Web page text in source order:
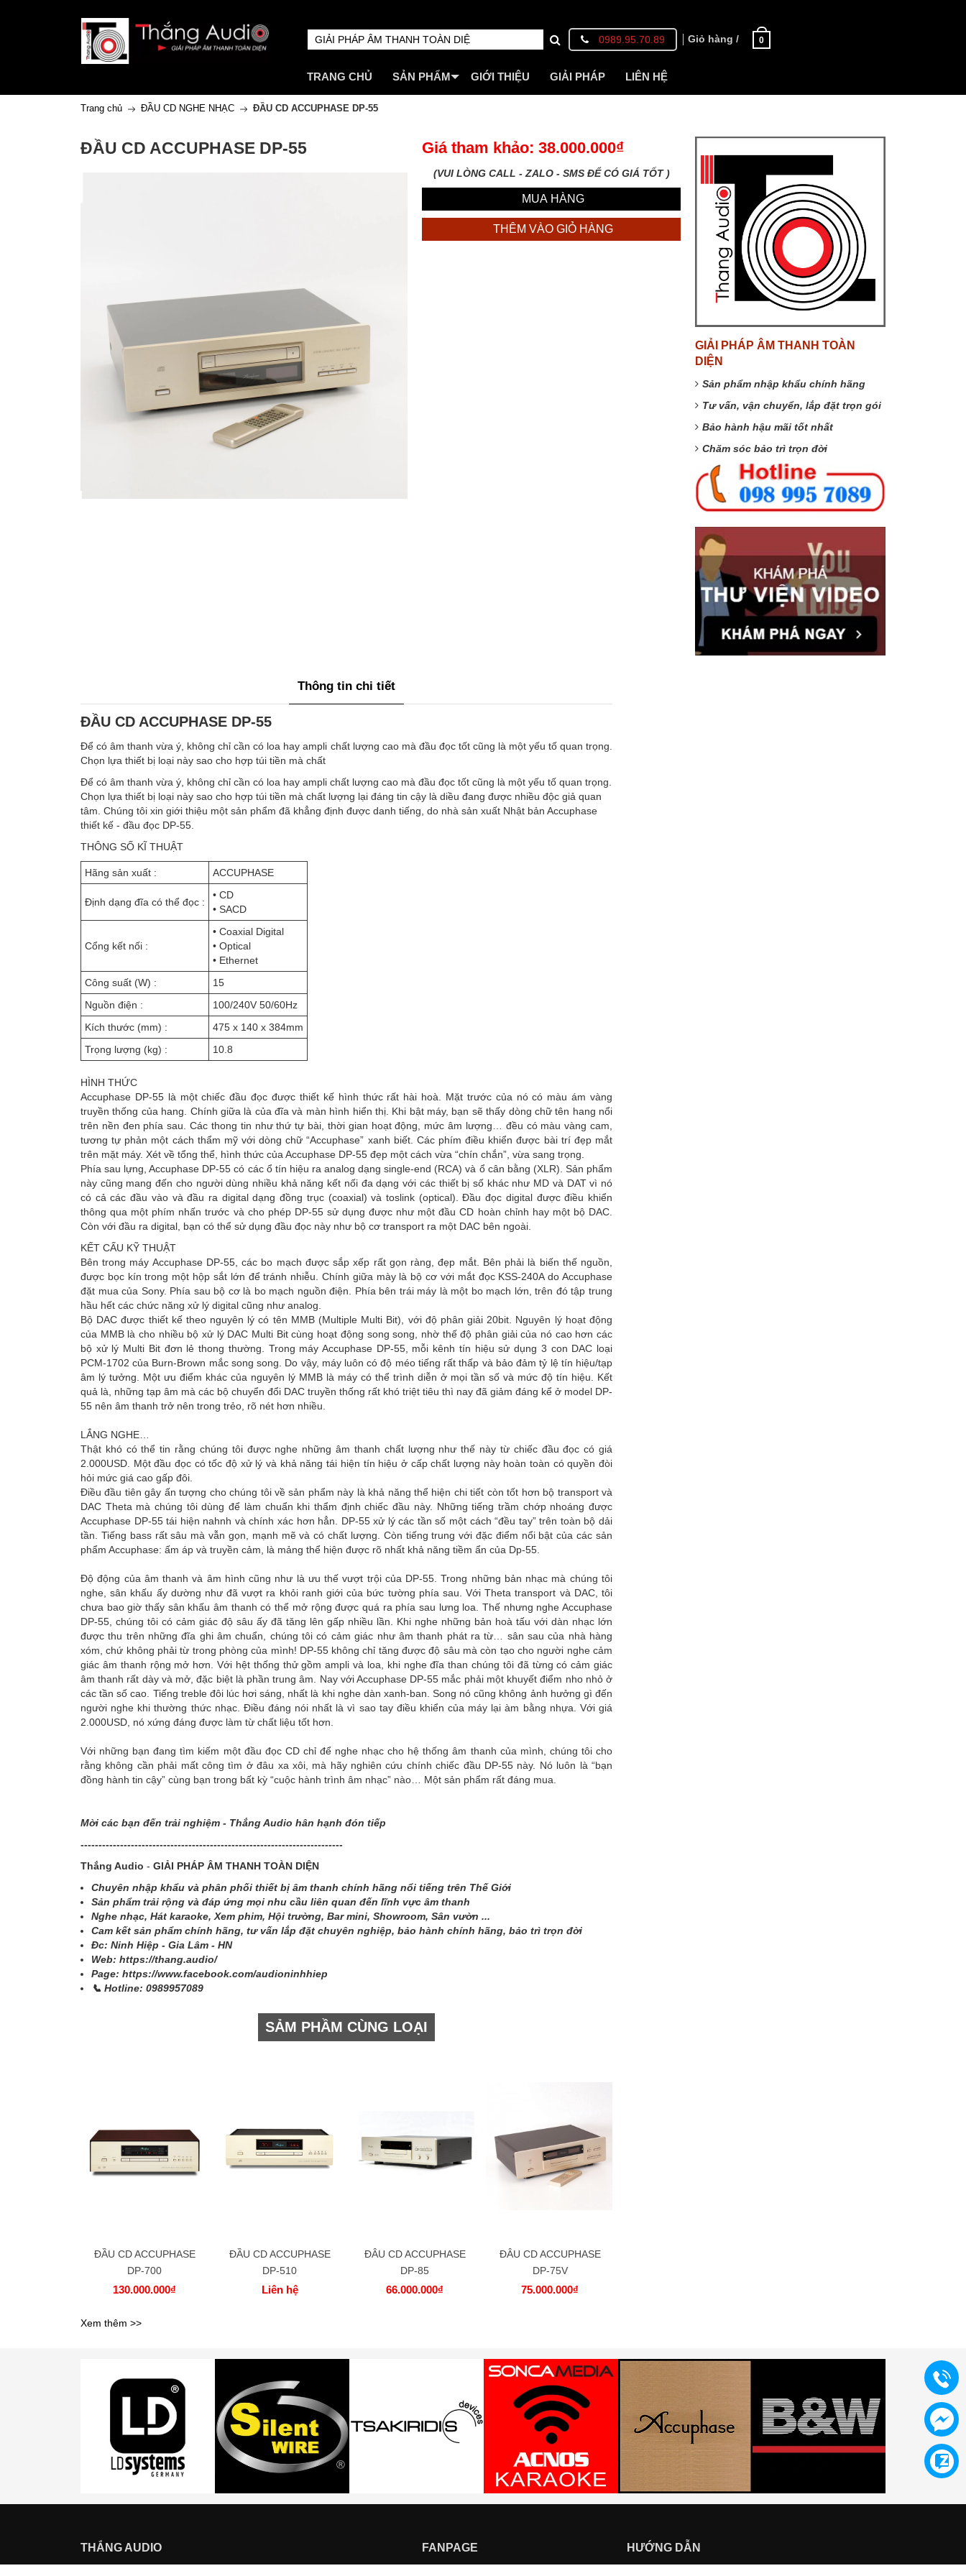
0989.95.70.89 Giỏ hàng / 0
TRANG CHỦ SẢN PHẨM GIỚI THIỆU GIẢI PHÁP LIÊN HỆ
Trang chủ ĐẦU CD NGHE NHẠC ĐẦU CD ACCUPHASE DP-55
ĐẦU CD ACCUPHASE DP-55 Giá tham khảo: 38.000.000₫
(VUI LÒNG CALL - ZALO - SMS ĐỂ CÓ GIÁ TỐT )
MUA HÀNG
THÊM VÀO GIỎ HÀNG
GIẢI PHÁP ÂM THANH TOÀN
DIỆN
Sản phẩm nhập khẩu chính hãng
Tư vấn, vận chuyển, lắp đặt trọn gói
Bảo hành hậu mãi tốt nhất
Chăm sóc bảo trì trọn đời
Thông tin chi tiết
ĐẦU CD ACCUPHASE DP-55
Để có âm thanh vừa ý, không chỉ cần có loa hay ampli chất lượng cao mà đầu đọc tốt cũng là một yếu tố quan trọng.
Chọn lựa thiết bị loại này sao cho hợp túi tiền mà chất
Để có âm thanh vừa ý, không chỉ cần có loa hay ampli chất lượng cao mà đầu đọc tốt cũng là một yếu tố quan trọng.
Chọn lựa thiết bị loại này sao cho hợp túi tiền mà chất lượng lại đáng tin cậy là diều đang được nhiều độc giả quan
tâm. Chúng tôi xin giới thiệu một sản phẩm đã khẳng định được danh tiếng, do nhà sản xuất Nhật bản Accuphase
thiết kế - đầu đọc DP-55.
THÔNG SỐ KĨ THUẬT
Hãng sản xuất : ACCUPHASE
Định dạng đĩa có thể đọc :
• CD
• SACD
Cổng kết nối :
• Coaxial Digital
• Optical
• Ethernet
Công suất (W) :
15
Nguồn điện :
100/240V 50/60Hz
Kích thước (mm) :
475 x 140 x 384mm
Trọng lượng (kg) :
10.8
HÌNH THỨC
Accuphase DP-55 là một chiếc đầu đọc được thiết kế hình thức rất hài hoà. Mặt trước của nó có màu ám vàng
truyền thống của hang. Chính giữa là của đĩa và màn hình hiển thị. Khi bật máy, bạn sẽ thấy dòng chữ tên hang nổi
trên nền đen phía sau. Các thong tin như thứ tự bài, thời gian hoạt động, mức âm lượng… đều có màu vàng cam,
tương tự phản một cách thẩm mỹ với dòng chữ “Accuphase” xanh biết. Các phím điều khiển được bài trí đẹp mắt
trên mặt máy. Xét về tổng thể, hình thức của Accuphase DP-55 đẹp một cách vừa “chín chắn”, vừa sang trọng.
Phía sau lựng, Accuphase DP-55 có các ổ tín hiệu ra analog dạng single-end (RCA) và ổ cân bằng (XLR). Sản phẩm
này cũng mang đến cho người dùng nhiều khả năng kết nối đa dạng với các thiết bị số khác như MD và DAT vì nó
có cả các đầu vào và đầu ra digital dạng đồng trục (coaxial) và toslink (optical). Đầu đọc digital được điều khiển
thông qua một phím nhấn trước và cho phép DP-55 sử dụng được như một đầu CD hoàn chỉnh hay một bộ DAC.
Còn với đầu ra digital, bạn có thể sử dụng đầu đọc này như bộ cơ transport ra một DAC bên ngoài.
KẾT CẤU KỸ THUẬT
Bên trong máy Accuphase DP-55, các bo mạch được sắp xếp rất gọn ràng, đẹp mắt. Bên phải là biến thế nguồn,
được bọc kín trong một hộp sắt lớn để tránh nhiễu. Chính giữa mày là bộ cơ với mắt đọc KSS-240A do Accuphase
đặt mua của Sony. Phía sau bộ cơ là bo mạch nguồn điện. Phía bên trái máy là một bo mạch lớn, trên đó tập trung
hầu hết các chức năng xử lý digital cũng như analog.
Bộ DAC được thiết kế theo nguyên lý có tên MMB (Multiple Multi Bit), với độ phân giải 20bit. Nguyên lý hoạt động
của MMB là cho nhiều bộ xử lý DAC Multi Bit cùng hoạt động song song, nhờ thế độ phân giải của nó cao hơn các
bộ xử lý Multi Bit đơn lẻ thong thường. Trong máy Accuphase DP-55, mỗi kênh tín hiệu sử dụng 3 con DAC loại
PCM-1702 của Burn-Brown mắc song song. Do vậy, máy luôn có độ méo tiếng rất thấp và bảo đảm tỷ lệ tín hiệu/tạp
âm lý tưởng. Một ưu điểm khác của nguyên lý MMB là máy có thể trình diễn ở mọi tần số và mức độ tín hiệu. Kết
quả là, những tạp âm mà các bộ chuyển đổi DAC truyền thống rất khó triệt tiêu thì nay đã giảm đáng kể ở model DP-
55 nên âm thanh trở nên trong trẻo, rõ nét hơn nhiều.
LẮNG NGHE…
Thật khó có thể tin rằng chúng tôi được nghe những âm thanh chất lượng như thế này từ chiếc đầu đọc có giá
2.000USD. Một đầu đọc có tốc độ xử lý và khả năng tái hiện tín hiệu ở cấp chất lượng này hoàn toàn có quyền đòi
hỏi mức giá cao gấp đôi.
Điều đầu tiên gây ấn tượng cho chúng tôi về sản phẩm này là khả năng thể hiện chi tiết còn tốt hơn bộ transport và
DAC Theta mà chúng tôi dùng để làm chuẩn khi thẩm định chiếc đầu này. Những tiếng trầm chớp nhoáng được
Accuphase DP-55 tái hiện nahnh và chính xác hơn hẳn. DP-55 xử lý các tần số một cách “đều tay” trên toàn bộ dải
tần. Tiếng bass rất sâu mà vẫn gọn, mạnh mẽ và có chất lượng. Còn tiếng trung với đặc điểm nổi bật của các sản
phẩm Accuphase: ấm áp và truyền cảm, là mảng thể hiện được rõ nhất khả năng tiềm ẩn của Dp-55.
Độ động của âm thanh và âm hình cũng như là ưu thế vượt trội của DP-55. Trong những bản nhạc mà chúng tôi
nghe, sân khấu ấy dường như đã vượt ra khỏi ranh giới của bức tường phía sau. Với Theta transport và DAC, tôi
chưa bao giờ thấy sân khấu âm thanh có thể mở rộng được quá ra phía sau lưng loa. Thế nhưng nghe Accuphase
DP-55, chúng tôi có cảm giác độ sâu ấy đã tăng lên gấp nhiều lần. Khi nghe những bản hoà tấu với dàn nhạc lớn
được thu trên những đĩa ghi âm chuẩn, chúng tôi có cảm giác như âm thanh phát ra từ… sân sau của nhà hàng
xóm, chứ không phải từ trong phòng của mình! DP-55 không chỉ tăng được độ sâu mà còn tạo cho người nghe cảm
giác âm thanh rộng mở hơn. Với hệt thống thử gồm ampli và loa, khi nghe đĩa than chúng tôi đã từng có cảm giác
âm thanh rất dày và mở, đặc biệt là phần trung âm. Nay với Accuphase DP-55 mắc phải một khuyết điểm nho nhỏ ở
các tần số cao. Tiếng treble đôi lúc hơi sáng, nhất là khi nghe dàn xanh-ban. Song nó cũng không ảnh hưởng gì đến
người nghe khi thường thức nhạc. Điều đáng nói nhất là vì sao tay điều khiển của máy lại àm bằng nhựa. Với giá
2.000USD, nó xứng đáng được làm từ chất liệu tốt hơn.
Với những bạn đang tìm kiếm một đầu đọc CD chỉ để nghe nhạc cho hệ thống âm thanh của mình, chúng tôi cho
rằng không cần phải mất công tìm ở đâu xa xôi, mà hãy nghiên cứu chính chiếc đầu DP-55 này. Nó luôn là “bạn
đồng hành tin cậy” cùng bạn trong bất kỳ “cuộc hành trình âm nhạc” nào… Một sản phẩm rất đáng mua.
Mời các bạn đến trải nghiệm - Thắng Audio hân hạnh đón tiếp
-------------------------------------------------------------------------
Thắng Audio - GIẢI PHÁP ÂM THANH TOÀN DIỆN
Chuyên nhập khẩu và phân phối thiết bị âm thanh chính hãng nổi tiếng trên Thế Giới
Sản phẩm trải rộng và đáp ứng mọi nhu cầu liên quan đến lĩnh vực âm thanh
Nghe nhạc, Hát karaoke, Xem phim, Hội trường, Bar mini, Showroom, Sân vườn ...
Cam kết sản phẩm chính hãng, tư vấn lắp đặt chuyên nghiệp, bảo hành chính hãng, bảo trì trọn đời
Đc: Ninh Hiệp - Gia Lâm - HN
Web: https://thang.audio/
Page: https://www.facebook.com/audioninhhiep
📞 Hotline: 0989957089
SẢM PHẦM CÙNG LOẠI
ĐẦU CD ACCUPHASE
DP-700
130.000.000₫
ĐẦU CD ACCUPHASE
DP-510
Liên hệ
ĐÂU CD ACCUPHASE
DP-85
66.000.000₫
ĐÂU CD ACCUPHASE
DP-75V
75.000.000₫
Xem thêm >>
THẮNG AUDIO FANPAGE HƯỚNG DẪN